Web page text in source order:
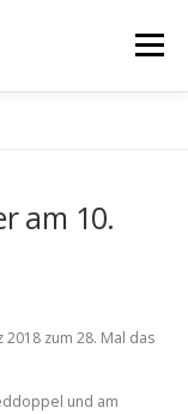
Menü
am 10.
zum 28. Mal das
und am